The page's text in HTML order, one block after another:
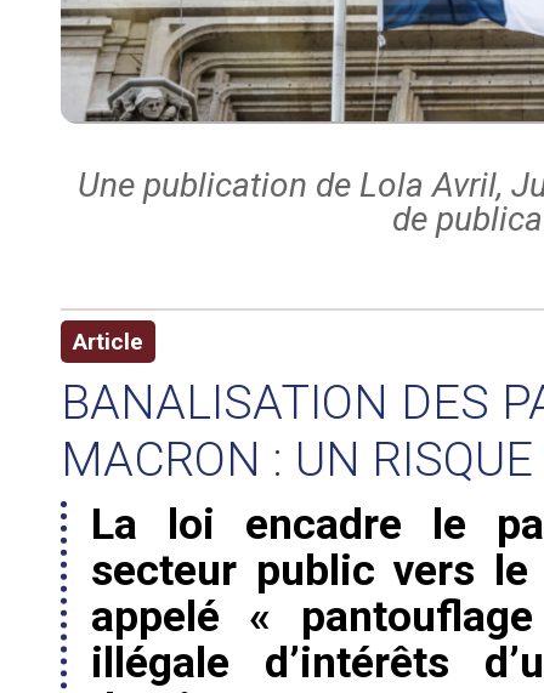
Une publication de Lola Avril,
de
Article
BANALISATION DES
MACRON : UN
La loi encadre le
secteur public vers le
appelé «
illégale d’intérêts